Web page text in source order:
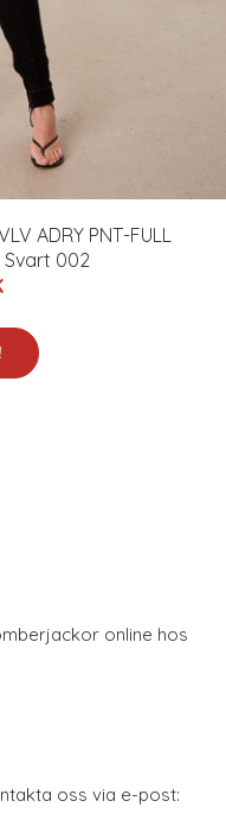
ADRY PNT-FULL
Svart 002
online hos
oss via e-post: